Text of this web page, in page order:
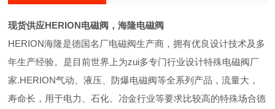
现货供应HERION电磁阀，海隆电磁阀
HERION海隆是德国名厂电磁阀生产商，拥有优良设计技术及多
年生产经验。是目前世界上为zui多专门行业设计特殊电磁阀厂
家.HERION气动、液压、防爆电磁阀等全系列产品，流量大，
寿命长，用于电力、石化、冶金行业等要求比较高的特殊场合德